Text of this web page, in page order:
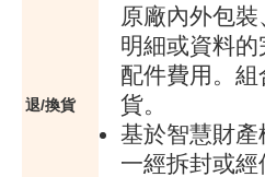
退/換貨
原廠內外包
明細或資料
配件費用。
貨。
基於智慧財
一經拆封或